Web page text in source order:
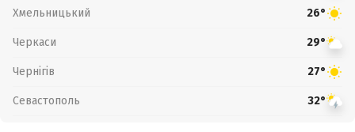
Хмельницький 26°
Черкаси 29°
Чернігів 27°
Севастополь 32°